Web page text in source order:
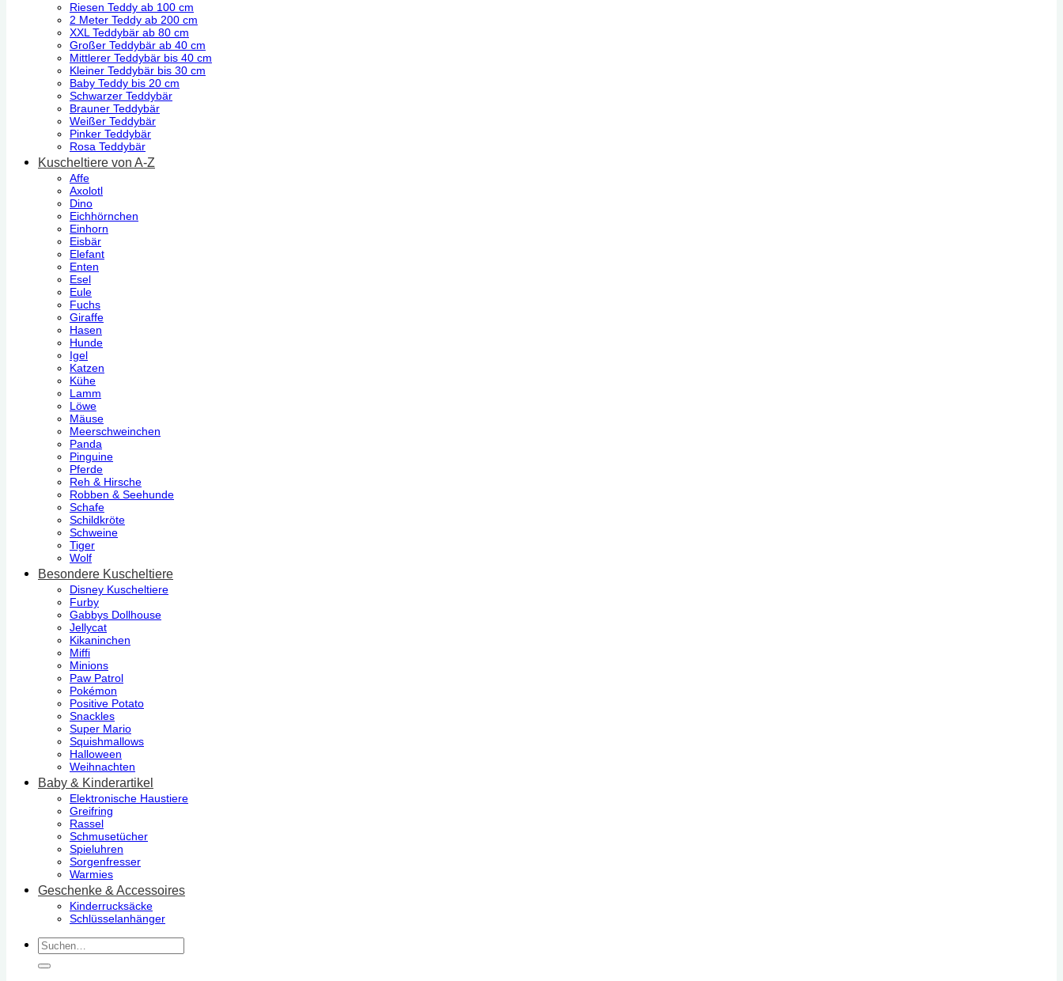
Riesen Teddy ab 100 cm
2 Meter Teddy ab 200 cm
XXL Teddybär ab 80 cm
Großer Teddybär ab 40 cm
Mittlerer Teddybär bis 40 cm
Kleiner Teddybär bis 30 cm
Baby Teddy bis 20 cm
Schwarzer Teddybär
Brauner Teddybär
Weißer Teddybär
Pinker Teddybär
Rosa Teddybär
Kuscheltiere von A-Z
Affe
Axolotl
Dino
Eichhörnchen
Einhorn
Eisbär
Elefant
Enten
Esel
Eule
Fuchs
Giraffe
Hasen
Hunde
Igel
Katzen
Kühe
Lamm
Löwe
Mäuse
Meerschweinchen
Panda
Pinguine
Pferde
Reh & Hirsche
Robben & Seehunde
Schafe
Schildkröte
Schweine
Tiger
Wolf
Besondere Kuscheltiere
Disney Kuscheltiere
Furby
Gabbys Dollhouse
Jellycat
Kikaninchen
Miffi
Minions
Paw Patrol
Pokémon
Positive Potato
Snackles
Super Mario
Squishmallows
Halloween
Weihnachten
Baby & Kinderartikel
Elektronische Haustiere
Greifring
Rassel
Schmusetücher
Spieluhren
Sorgenfresser
Warmies
Geschenke & Accessoires
Kinderrucksäcke
Schlüsselanhänger
Suchen